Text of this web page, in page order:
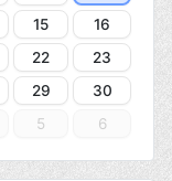
15
16
22
23
29
30
5 6